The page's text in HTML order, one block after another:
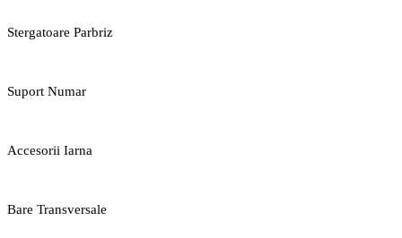
Stergatoare Parbriz
Suport Numar
Accesorii Iarna
Bare Transversale